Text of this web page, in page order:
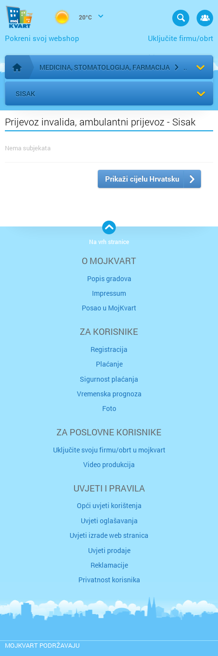
20°C
Uključite firmu/obrt
Pokreni svoj webshop
Početna stranica
MEDICINA, STOMATOLOGIJA, FARMACIJA
SISAK
Prijevoz invalida, ambulantni prijevoz - Sisak
Nema subjekata
Prikaži cijelu Hrvatsku
O MOJKVART
Popis gradova
Impressum
Posao u MojKvart
ZA KORISNIKE
Registracija
Plaćanje
Sigurnost plaćanja
Vremenska prognoza
Foto
ZA POSLOVNE KORISNIKE
Uključite svoju firmu/obrt u mojkvart
Video produkcija
UVJETI I PRAVILA
Opći uvjeti korištenja
Uvjeti oglašavanja
Uvjeti izrade web stranica
Uvjeti prodaje
Reklamacije
Privatnost korisnika
MOJKVART PODRŽAVAJU
Na vrh stranice